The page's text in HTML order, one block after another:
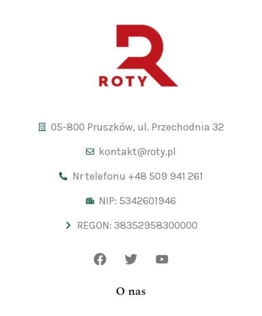
05-800 Pruszków, ul. Przechodnia 32
kontakt@roty.pl
Nr telefonu +48 509 941 261
NIP: 5342601946
REGON: 38352958300000
O nas